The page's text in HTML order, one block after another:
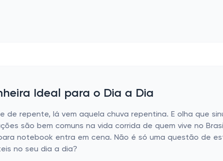
Ideal para o Dia a Dia
de repente, lá vem aquela chuva repentina. E olha que
são bem comuns na vida corrida de quem vive no
notebook entra em cena. Não é só uma questão de
no seu dia a dia?